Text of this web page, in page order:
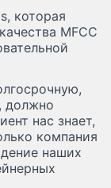
которая
MFCC
должно
нас знает,
компания
наших